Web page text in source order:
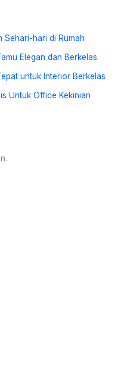
Sehari-hari di Rumah
Elegan dan Berkelas
untuk Interior Berkelas
Untuk Office Kekinian